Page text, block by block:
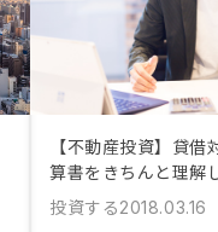
【不動産投資】貸
算書をきちんと理解
投資する2018.03.16